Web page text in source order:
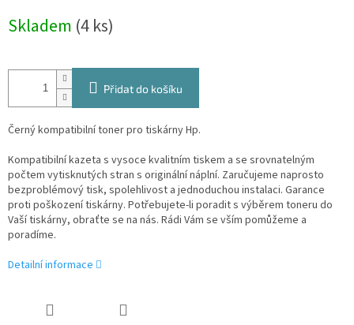
cena:
Skladem (4 ks)
Přidat do košíku
Černý kompatibilní toner pro tiskárny Hp.
Kompatibilní kazeta s vysoce kvalitním tiskem a se srovnatelným
počtem vytisknutých stran s originální náplní. Zaručujeme naprosto
bezproblémový tisk, spolehlivost a jednoduchou instalaci. Garance
proti poškození tiskárny. Potřebujete-li poradit s výběrem toneru do
Vaší tiskárny, obraťte se na nás. Rádi Vám se vším pomůžeme a
poradíme.
Detailní informace